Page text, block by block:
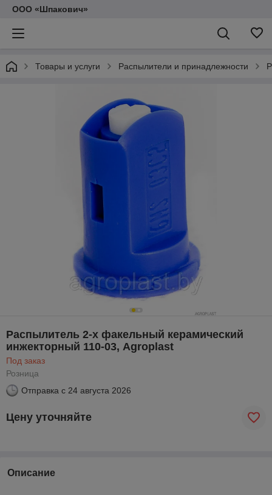
ООО «Шпакович»
Товары и услуги Распылители и принадлежности
Распылитель 2-х факельный керамический
инжекторный 110-03, Agroplast
Под заказ
Розница
Отправка с 24 августа 2026
Цену уточняйте
Описание